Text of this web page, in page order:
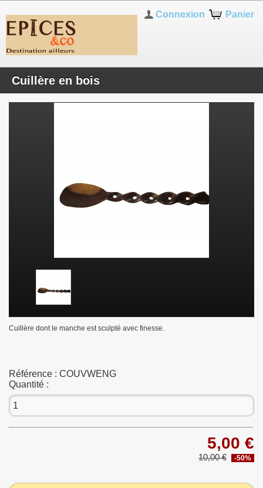
Panier
Connexion
Cuillère en bois
Cuillère dont le manche est sculpté avec finesse.
Référence : COUVWENG
Quantité :
5,00 €
10,00 € -50%